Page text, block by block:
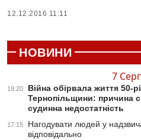
12.12.2016 11:11
НОВИНИ
7
19:20
Війна обірвала життя 50-
Тернопільщини: причина
судинна недостатність
17:15
Нагодувати людей у
відповідально